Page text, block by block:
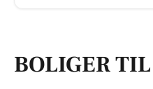
BOLIGER